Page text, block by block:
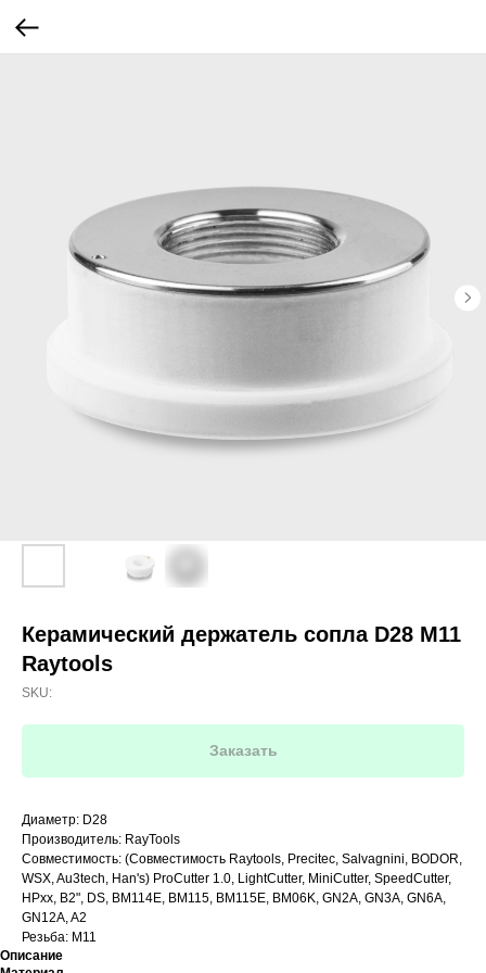
Керамический держатель сопла D28 M11
Raytools
SKU:
Заказать
Диаметр: D28
Производитель: RayTools
Совместимость: (Совместимость Raytools, Precitec, Salvagnini, BODOR,
WSX, Au3tech, Han's) ProCutter 1.0, LightCutter, MiniCutter, SpeedCutter,
HPxx, B2", DS, BM114E, BM115, BM115E, BM06K, GN2A, GN3A, GN6A,
GN12A, A2
Резьба: M11
Описание